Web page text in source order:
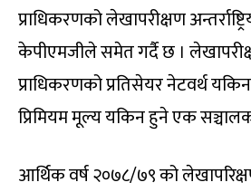
प्राधिकरणको लेखापरीक्षण
केपीएमजीले समेत गर्दै छ ।
प्राधिकरणको प्रतिसेयर नेटवर्थ
प्रिमियम मूल्य यकिन हुने एक
आर्थिक वर्ष २०७८/७९ को